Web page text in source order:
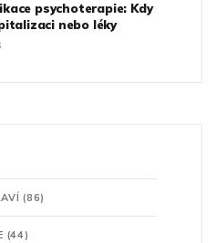
psychoterapie: Kdy
nebo léky
(86)
(44)